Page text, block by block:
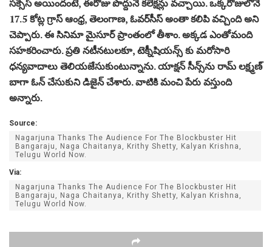
స‌క్సెస్ అయిందంటే, ఈరోజు పొద్దునే క‌లెక్ష‌న్లు వ‌చ్చాయి. ఒక్క‌రోజులోనే
17.5 కోట్ల గ్రాస్ ఆంధ్ర‌, తెలంగాణ‌, ఓవ‌ర్‌సీస్ అంతా క‌లిపి వ‌చ్చింది అని
చెప్పారు. ఈ సినిమా మైసూర్ ప్రాంతంలో తీశాం. అక్క‌డ ఎంతోమంది
స‌హ‌క‌రించారు. ప్ర‌తి న‌టీన‌టుల‌కూ, టెక్నీషియ‌న్స్ కు మ‌రోసారి
ధ‌న్య‌వాదాలు తెలియ‌జేసుకుంటున్నాను. యాక్ష‌న్ సీన్స్‌ను రామ్ ల‌క్ష్మ‌ణ్
బాగా ఓన్ చేసుకుని డిజైన్ చేశారు. వాటికి మంచి పేరు వ‌స్తుంది
అన్నారు.
Source:
Nagarjuna Thanks The Audience For The Blockbuster Hit
Bangaraju, Naga Chaitanya, Krithy Shetty, Kalyan Krishna,
Telugu World Now.
Via:
Nagarjuna Thanks The Audience For The Blockbuster Hit
Bangaraju, Naga Chaitanya, Krithy Shetty, Kalyan Krishna,
Telugu World Now.